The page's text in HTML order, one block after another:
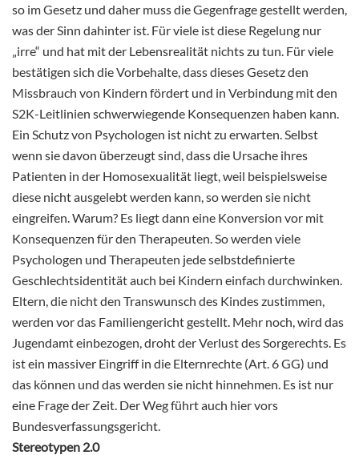
so im Gesetz und daher muss die Gegenfrage gestellt werden,
was der Sinn dahinter ist. Für viele ist diese Regelung nur
„irre“ und hat mit der Lebensrealität nichts zu tun. Für viele
bestätigen sich die Vorbehalte, dass dieses Gesetz den
Missbrauch von Kindern fördert und in Verbindung mit den
S2K-Leitlinien schwerwiegende Konsequenzen haben kann.
Ein Schutz von Psychologen ist nicht zu erwarten. Selbst
wenn sie davon überzeugt sind, dass die Ursache ihres
Patienten in der Homosexualität liegt, weil beispielsweise
diese nicht ausgelebt werden kann, so werden sie nicht
eingreifen. Warum? Es liegt dann eine Konversion vor mit
Konsequenzen für den Therapeuten. So werden viele
Psychologen und Therapeuten jede selbstdefinierte
Geschlechtsidentität auch bei Kindern einfach durchwinken.
Eltern, die nicht den Transwunsch des Kindes zustimmen,
werden vor das Familiengericht gestellt. Mehr noch, wird das
Jugendamt einbezogen, droht der Verlust des Sorgerechts. Es
ist ein massiver Eingriff in die Elternrechte (Art. 6 GG) und
das können und das werden sie nicht hinnehmen. Es ist nur
eine Frage der Zeit. Der Weg führt auch hier vors
Bundesverfassungsgericht.
Stereotypen 2.0